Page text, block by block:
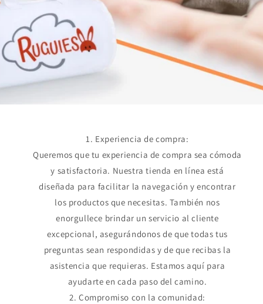
Experiencia de compra:
Queremos que tu experiencia de compra sea cómoda
y satisfactoria. Nuestra tienda en línea está
diseñada para facilitar la navegación y encontrar
los productos que necesitas. También nos
enorgullece brindar un servicio al cliente
excepcional, asegurándonos de que todas tus
preguntas sean respondidas y de que recibas la
asistencia que requieras. Estamos aquí para
ayudarte en cada paso del camino.
Compromiso con la comunidad: